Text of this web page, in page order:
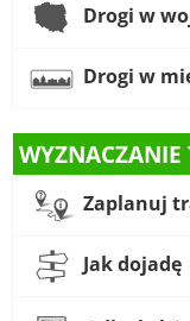
Drogi w
Drogi w
WYZNACZANIE
Zaplanuj
Jak dojadę